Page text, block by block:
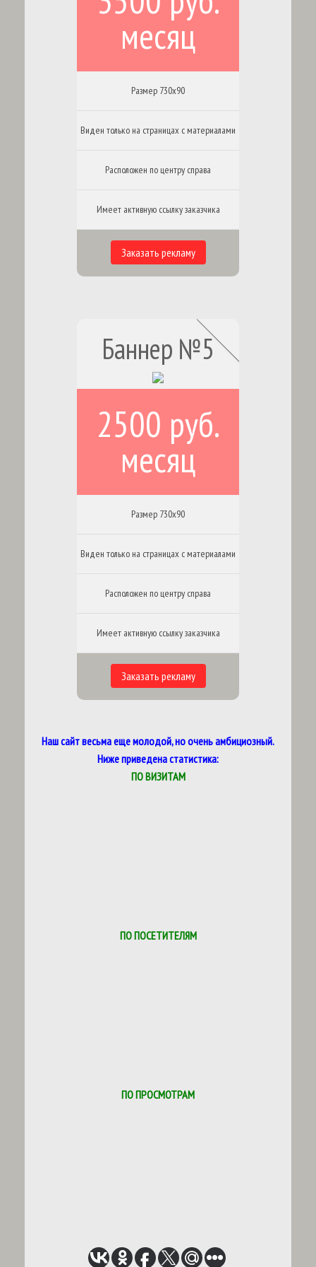
месяц
Размер 730х90
Виден только на страницах с материалами
Расположен по центру справа
Имеет активную ссылку заказчика
Заказать рекламу
Баннер №5
2500 руб.
месяц
Размер 730х90
Виден только на страницах с материалами
Расположен по центру справа
Имеет активную ссылку заказчика
Заказать рекламу
Наш сайт весьма еще молодой, но очень амбициозный.
Ниже приведена статистика:
ПО ВИЗИТАМ
ПО ПОСЕТИТЕЛЯМ
ПО ПРОСМОТРАМ